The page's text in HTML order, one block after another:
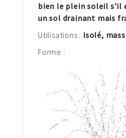
bien le plein soleil s’il
un sol drainant mais
Utilisations : isolé,
Forme :